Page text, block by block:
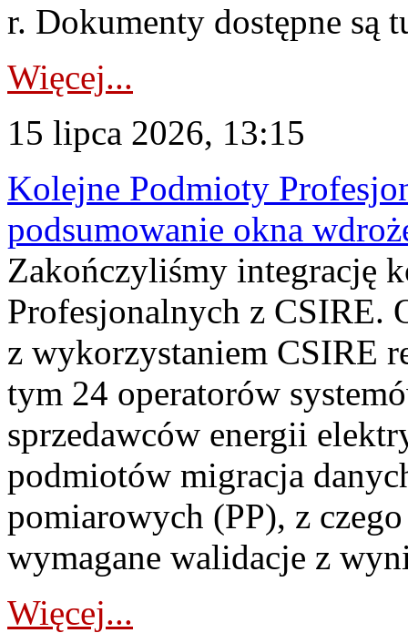
r. Dokumenty dostępne są
Więcej...
15 lipca 2026, 13:15
Kolejne Podmioty
podsumowanie okna
Zakończyliśmy integrację
Profesjonalnych z CSIRE.
z wykorzystaniem CSIRE
tym 24 operatorów
sprzedawców energii
podmiotów migracja
pomiarowych (PP), z
wymagane walidacje z
Więcej...